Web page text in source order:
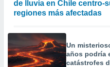
de lluvia en Chile centro-
regiones más afectadas
Un
años podría
catástrofes